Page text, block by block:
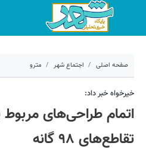
صفحه اصلی اجتماع شهر مترو
کد مطلب:66450
خیرخواه خبر داد:
اتمام طراحی‌های
تقاطع‌های ۹۸ گانه